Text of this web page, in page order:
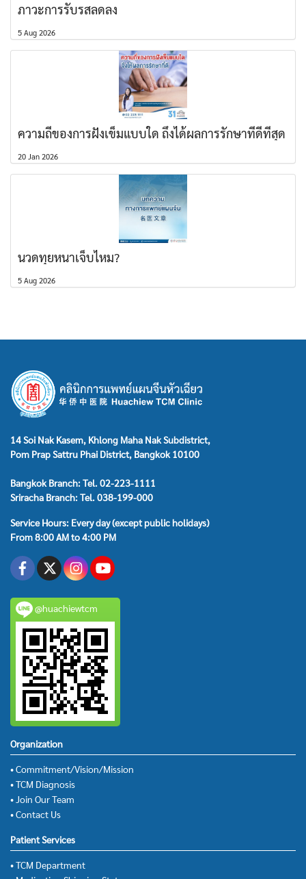
ภาวะการรับรสลดลง
5 Aug 2026
ความถี่ของการฝังเข็มแบบใด ถึงได้ผลการรักษาที่ดีที่สุด
20 Jan 2026
นวดทุยหนาเจ็บไหม?
5 Aug 2026
14 Soi Nak Kasem, Khlong Maha Nak Subdistrict,
Pom Prap Sattru Phai District, Bangkok 10100
Bangkok Branch: Tel. 02-223-1111
Sriracha Branch: Tel. 038-199-000
Service Hours: Every day (except public holidays)
From 8:00 AM to 4:00 PM
@huachiewtcm
Organization
• Commitment/Vision/Mission
• TCM Diagnosis
• Join Our Team
• Contact Us
Patient Services
• TCM Department